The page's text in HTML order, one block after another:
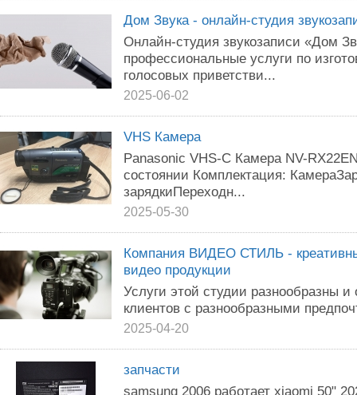
Дом Звука - онлайн-студия
Онлайн-студия звукозаписи «Дом
профессиональные услуги по
голосовых приветстви...
2025-06-02
VHS Камера
Panasonic VHS-C Камера NV-
состоянии Комплектация:
зарядкиПереходн...
2025-05-30
Компания ВИДЕО СТИЛЬ -
видео продукции
Услуги этой студии разнообразны
клиентов с разнообразными
2025-04-20
запчасти
samsung 2006 работает xiaomi 50"